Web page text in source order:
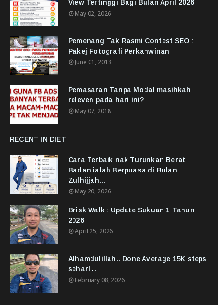
View Tertinggi Bagi Bulan April 2026
May 02, 2026
Pemenang Tak Rasmi Contest SEO :
Pakej Fotografi Perkahwinan
June 01, 2018
Pemasaran Tanpa Modal masihkah
releven pada hari ini?
May 07, 2018
RECENT IN DIET
Cara Terbaik nak Turunkan Berat
Badan ialah Berpuasa di Bulan
Zulhijjah...
May 20, 2026
Brisk Walk : Update Sukuan 1 Tahun
2026
April 25, 2026
Alhamdulillah.. Done Average 15K steps
sehari...
February 08, 2026